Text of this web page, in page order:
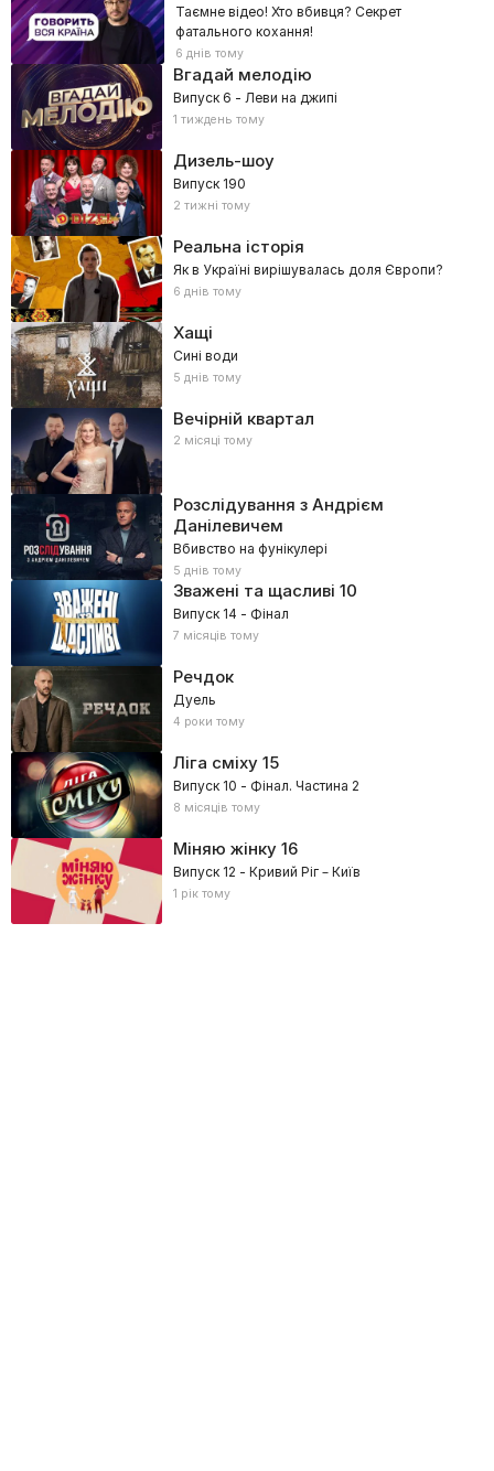
Таємне відео! Хто вбивця? Секрет
фатального кохання!
6 днів тому
Вгадай мелодію
Випуск 6 - Леви на джипі
1 тиждень тому
Дизель-шоу
Випуск 190
2 тижні тому
Реальна історія
Як в Україні вирішувалась доля Європи?
6 днів тому
Хащі
Сині води
5 днів тому
Вечірній квартал
2 місяці тому
Розслідування з Андрієм
Данілевичем
Вбивство на фунікулері
5 днів тому
Зважені та щасливі 10
Випуск 14 - Фінал
7 місяців тому
Речдок
Дуель
4 роки тому
Ліга сміху15
Випуск 10 - Фінал. Частина 2
8 місяців тому
Міняю жінку16
Випуск 12 - Кривий Ріг – Київ
1 рік тому